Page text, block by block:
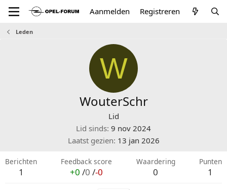
Aanmelden Registreren
Leden
W
WouterSchr
Lid
Lid sinds 9 nov 2024
Laatst gezien 13 jan 2026
Berichten
1
Feedback score
+0 /0 /-0
Waardering
0
Punten
1